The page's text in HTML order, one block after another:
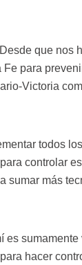
que
para
Victoria
todos
más
hacer